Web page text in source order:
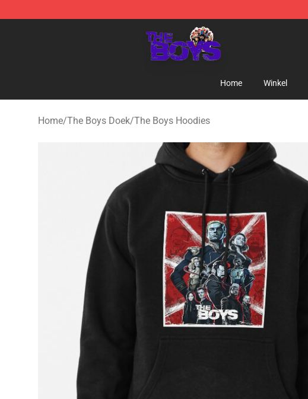
The Boys Store - Official The Boys Merchandise Shop
Home Winkel
Home/The Boys Doek/The Boys Hoodies